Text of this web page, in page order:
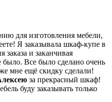
для изготовления мебели,
Я заказывала шкаф-купе в
и заканчивая
Все было сделано очень
мне ещё скидку сделали!
за прекрасный шкаф!
буду заказывать только